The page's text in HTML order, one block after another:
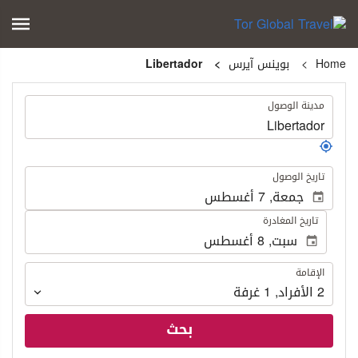
Home بوينس آيرس
Libertador
. مدينة الوصول
. تاريخ الوصول
تاريخ المغادرة
الإقامة
الإقامة
2 الأفراد,
1غرفة
بحث